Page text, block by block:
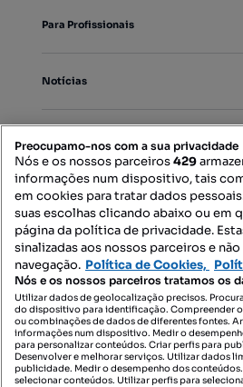
Para Profissionais
Notícias
Mapa do Site
Contacte-nos
SIGA-NOS:
Preocupamo-nos com a sua privacidade
Nós e os nossos parceiros429
informações num dispositivo, tais
em cookies para tratar dados
suas escolhas clicando abaixo ou em
página da política de privacidade.
sinalizadas aos nossos parceiros e
navegação. Política de Cookies,
Nós e os nossos parceiros tratamos os
Utilizar dados de geolocalização precisos.
do dispositivo para identificação. Compreender
ou combinações de dados de diferentes fontes.
informações num dispositivo. Medir o
para personalizar conteúdos. Criar perfis para
Desenvolver e melhorar serviços. Utilizar dados
publicidade. Medir o desempenho dos
selecionar conteúdos. Utilizar perfis para